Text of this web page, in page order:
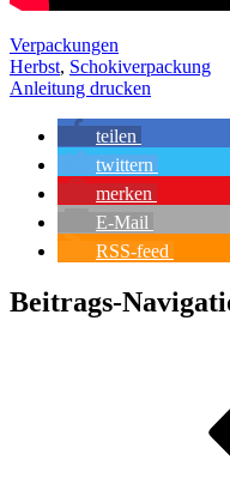
Verpackungen
Herbst, Schokiverpackung
Anleitung drucken
teilen
twittern
merken
E-Mail
RSS-feed
Beitrags-